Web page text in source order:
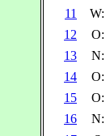
11
W:
12
O:
13
N:
14
O:
15
O:
16
N: